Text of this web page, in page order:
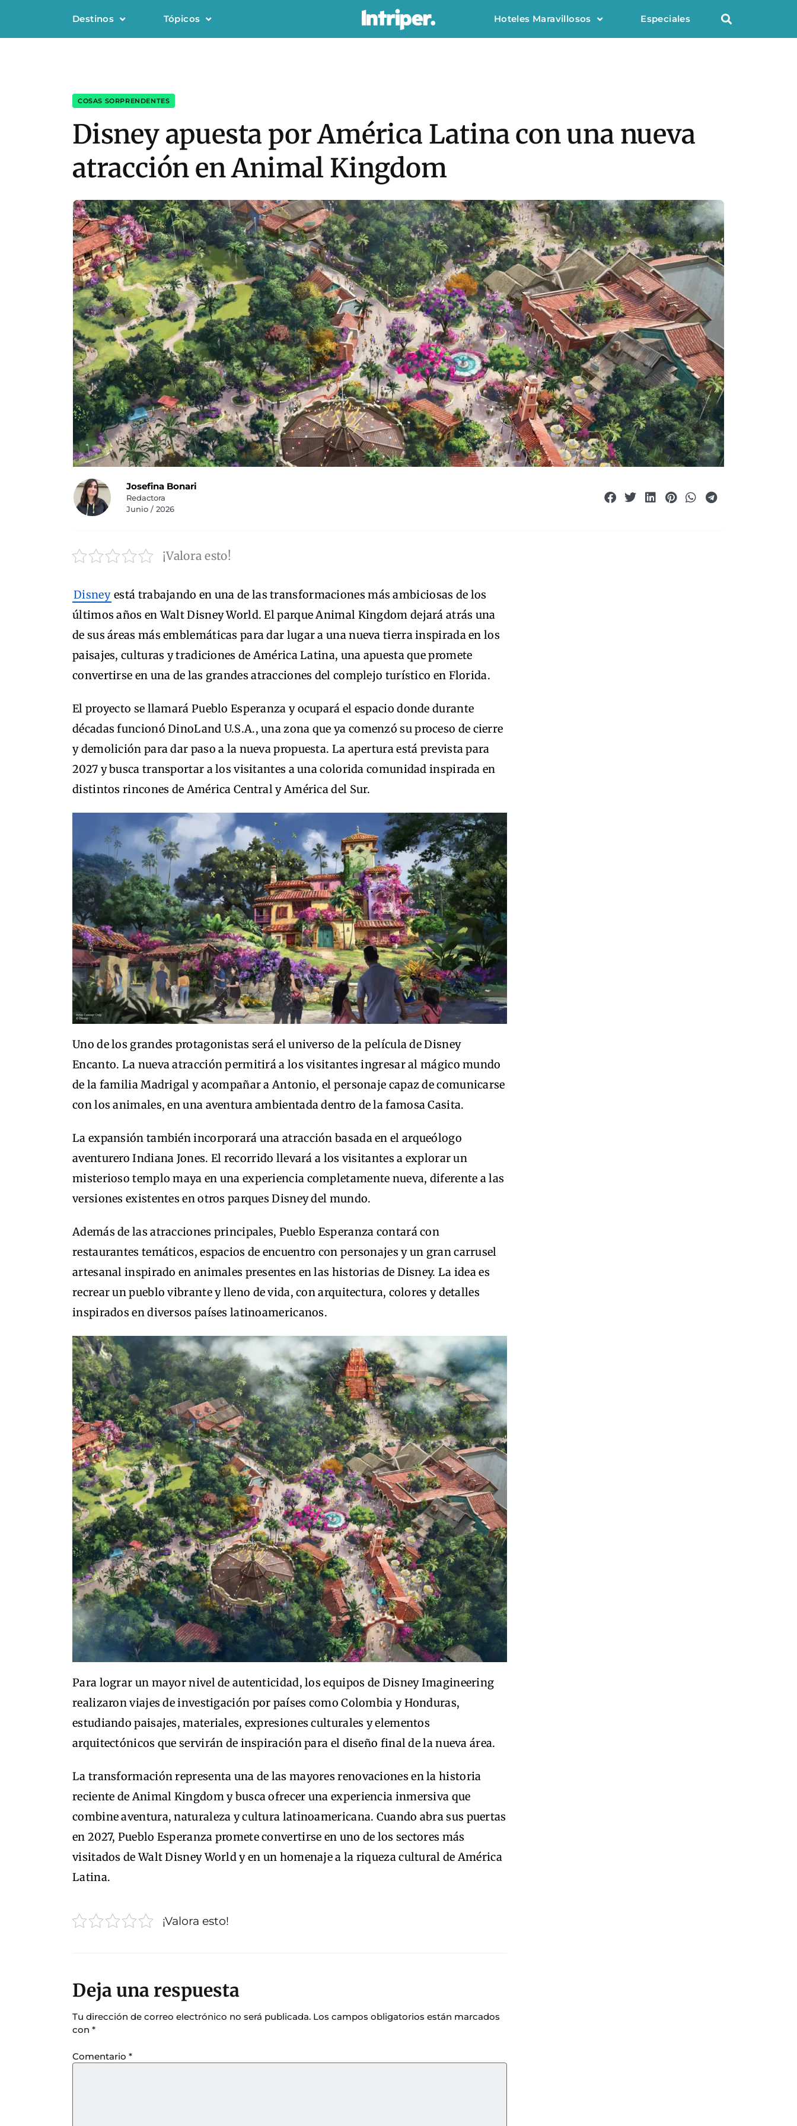
Destinos Tópicos Hoteles Maravillosos Especiales
COSAS SORPRENDENTES
Disney apuesta por América Latina con una nueva
atracción en Animal Kingdom
Josefina Bonari
Redactora
Junio / 2026
¡Valora esto!
Disney está trabajando en una de las transformaciones más ambiciosas de los
últimos años en Walt Disney World. El parque Animal Kingdom dejará atrás una
de sus áreas más emblemáticas para dar lugar a una nueva tierra inspirada en los
paisajes, culturas y tradiciones de América Latina, una apuesta que promete
convertirse en una de las grandes atracciones del complejo turístico en Florida.
El proyecto se llamará Pueblo Esperanza y ocupará el espacio donde durante
décadas funcionó DinoLand U.S.A., una zona que ya comenzó su proceso de cierre
y demolición para dar paso a la nueva propuesta. La apertura está prevista para
2027 y busca transportar a los visitantes a una colorida comunidad inspirada en
distintos rincones de América Central y América del Sur.
Uno de los grandes protagonistas será el universo de la película de Disney
Encanto. La nueva atracción permitirá a los visitantes ingresar al mágico mundo
de la familia Madrigal y acompañar a Antonio, el personaje capaz de comunicarse
con los animales, en una aventura ambientada dentro de la famosa Casita.
La expansión también incorporará una atracción basada en el arqueólogo
aventurero Indiana Jones. El recorrido llevará a los visitantes a explorar un
misterioso templo maya en una experiencia completamente nueva, diferente a las
versiones existentes en otros parques Disney del mundo.
Además de las atracciones principales, Pueblo Esperanza contará con
restaurantes temáticos, espacios de encuentro con personajes y un gran carrusel
artesanal inspirado en animales presentes en las historias de Disney. La idea es
recrear un pueblo vibrante y lleno de vida, con arquitectura, colores y detalles
inspirados en diversos países latinoamericanos.
Para lograr un mayor nivel de autenticidad, los equipos de Disney Imagineering
realizaron viajes de investigación por países como Colombia y Honduras,
estudiando paisajes, materiales, expresiones culturales y elementos
arquitectónicos que servirán de inspiración para el diseño final de la nueva área.
La transformación representa una de las mayores renovaciones en la historia
reciente de Animal Kingdom y busca ofrecer una experiencia inmersiva que
combine aventura, naturaleza y cultura latinoamericana. Cuando abra sus puertas
en 2027, Pueblo Esperanza promete convertirse en uno de los sectores más
visitados de Walt Disney World y en un homenaje a la riqueza cultural de América
Latina.
¡Valora esto!
Deja una respuesta
Tu dirección de correo electrónico no será publicada. Los campos obligatorios están marcados
con *
Comentario *